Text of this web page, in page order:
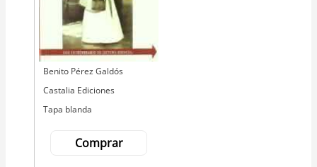
Autor
Benito Pérez Galdós
Editorial
Castalia Ediciones
Tapa blanda
Comprar